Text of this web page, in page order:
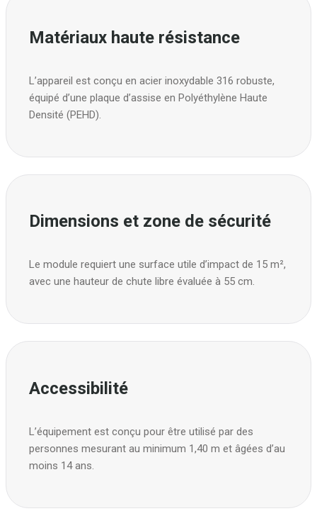
Matériaux haute résistance
L’appareil est conçu en acier inoxydable 316 robuste,
équipé d’une plaque d’assise en Polyéthylène Haute
Densité (PEHD).
Dimensions et zone de sécurité
Le module requiert une surface utile d’impact de 15 m²,
avec une hauteur de chute libre évaluée à 55 cm.
Accessibilité
L’équipement est conçu pour être utilisé par des
personnes mesurant au minimum 1,40 m et âgées d’au
moins 14 ans.